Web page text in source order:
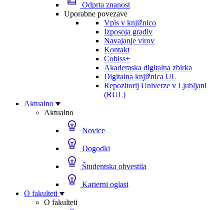
Odprta znanost
Uporabne povezave
Vpis v knjižnico
Izposoja gradiv
Navajanje virov
Kontakt
Cobiss+
Akademska digitalna zbirka
Digitalna knjižnica UL
Repozitorij Univerze v Ljubljani
(RUL)
Aktualno
Aktualno
Novice
Dogodki
Študentska obvestila
Karierni oglasi
O fakulteti
O fakulteti